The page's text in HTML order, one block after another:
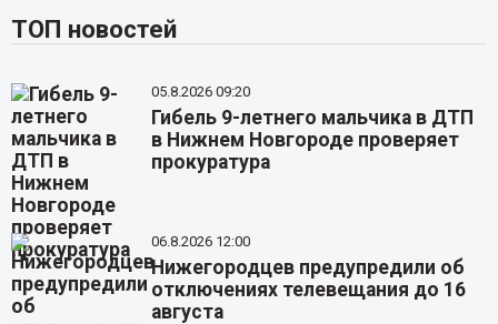
ТОП новостей
05.8.2026 09:20
Гибель 9-летнего мальчика в ДТП
в Нижнем Новгороде проверяет
прокуратура
06.8.2026 12:00
Нижегородцев предупредили об
отключениях телевещания до 16
августа